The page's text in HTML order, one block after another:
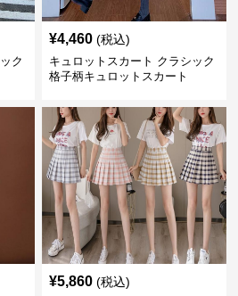
ク
¥4,460 (税込)
キュロットスカート クラシック
格子柄キュロットスカート
¥5,860 (税込)